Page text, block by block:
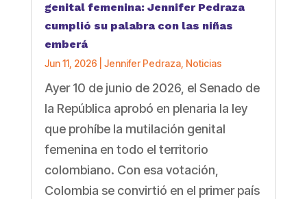
genital femenina: Jennifer Pedraza
cumplió su palabra con las niñas
emberá
Jun 11, 2026 Jennifer Pedraza, Noticias
Ayer 10 de junio de 2026, el Senado de
la República aprobó en plenaria la ley
que prohíbe la mutilación genital
femenina en todo el territorio
colombiano. Con esa votación,
Colombia se convirtió en el primer país